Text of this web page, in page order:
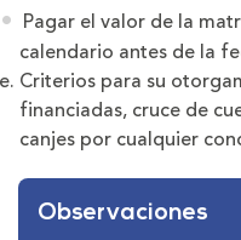
Pagar el valor de la
calendario antes de la
Criterios para su
financiadas, cruce de
canjes por cualquier
Observaciones